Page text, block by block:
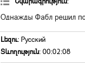
Однажды Фабл решил
Լեզու: Русский
Տևողություն: 00:02:08